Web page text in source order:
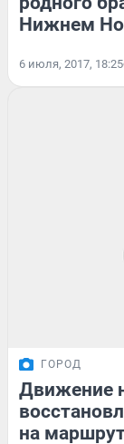
Нижнем
6 июля, 2017, 18:25
ГОРОД
Движение
на